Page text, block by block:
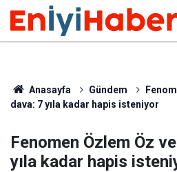
Anasayfa Gündem
dava: 7 yıla kadar hapis isteniyor
Fenomen Özlem Öz
yıla kadar hapis